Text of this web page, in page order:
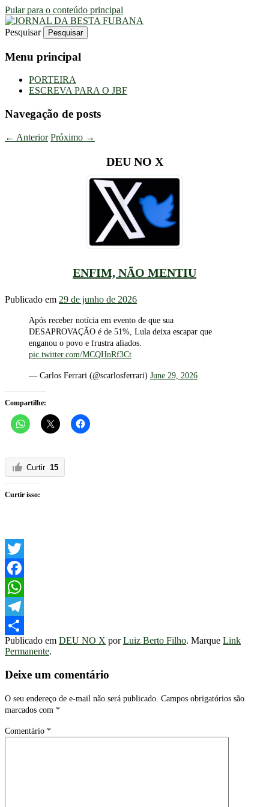
Pular para o conteúdo principal
JORNAL DA BESTA FUBANA
Uma Gazeta Escrota
Pesquisar
Menu principal
PORTEIRA
ESCREVA PARA O JBF
Navegação de posts
← Anterior Próximo →
DEU NO X
ENFIM, NÃO MENTIU
Publicado em 29 de junho de 2026
Após receber notícia em evento de que sua
DESAPROVAÇÃO é de 51%, Lula deixa escapar que
enganou o povo e frustra aliados.
pic.twitter.com/MCQHnRf3Ct
— Carlos Ferrari (@scarlosferrari) June 29, 2026
Compartilhe:
Curtir 15
Curtir isso:
Twitter
Facebook
WhatsApp
Telegram
Share
Publicado em DEU NO X porLuiz Berto Filho. Marque Link
Permanente.
Deixe um comentário
O seu endereço de e-mail não será publicado. Campos obrigatórios são
marcados com *
Comentário *